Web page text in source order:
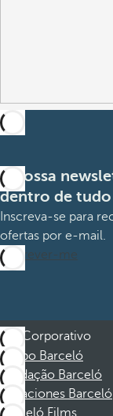
A nossa
dentro de
Inscreva-se para
ofertas por e-mail.
Inscrever-me
Corporativo
Grupo Barceló
Fundação Barceló
Vacaciones Barceló
Barceló Films